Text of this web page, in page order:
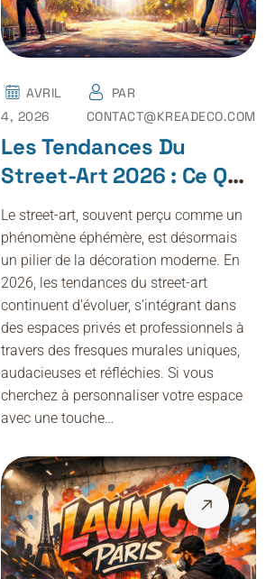
AVRIL
4, 2026
PAR
CONTACT@KREADECO.COM
Les Tendances Du
Street-Art 2026 : Ce Que
Vous Devez Savoir Pour
Vos Projets Déco
Le street-art, souvent perçu comme un
phénomène éphémère, est désormais
un pilier de la décoration moderne. En
2026, les tendances du street-art
continuent d'évoluer, s’intégrant dans
des espaces privés et professionnels à
travers des fresques murales uniques,
audacieuses et réfléchies. Si vous
cherchez à personnaliser votre espace
avec une touche…